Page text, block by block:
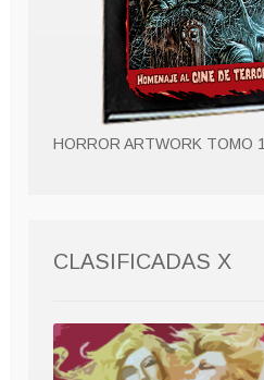
HORROR ARTWORK TOMO 1
CLASIFICADAS X